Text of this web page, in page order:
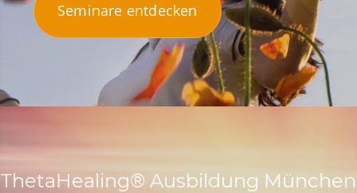
Seminare entdecken
ThetaHealing® Ausbildung München